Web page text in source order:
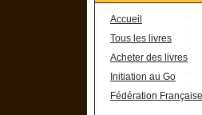
Accueil
Tous les livres
Acheter des livres
Initiation au Go
Fédération Française